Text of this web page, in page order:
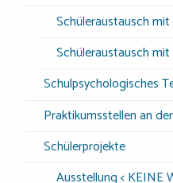
Schüleraustausch
Schüleraustausch
Schulpsychologisches
Praktikumsstellen an
Schülerprojekte
Ausstellung < KEINE